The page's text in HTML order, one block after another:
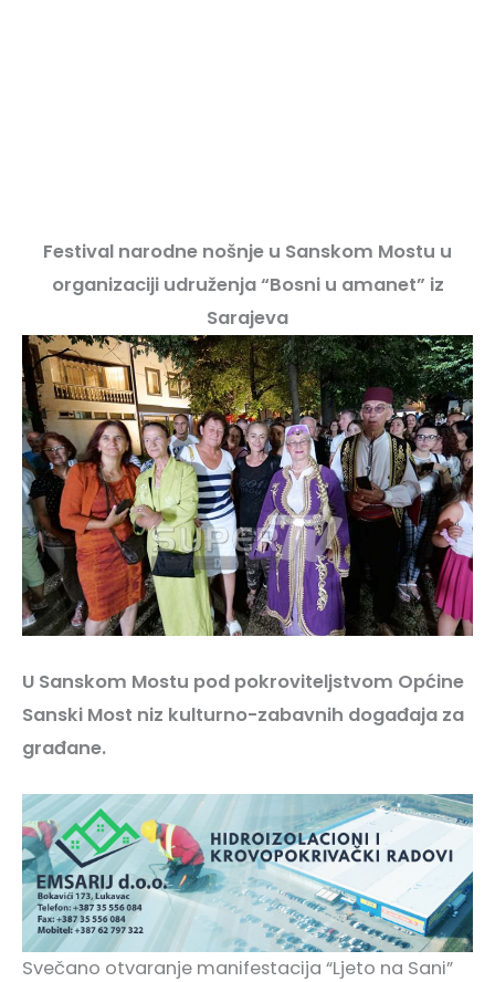
Festival narodne nošnje u Sanskom Mostu u
organizaciji udruženja “Bosni u amanet” iz
Sarajeva
U Sanskom Mostu pod pokroviteljstvom Općine
Sanski Most niz kulturno-zabavnih događaja za
građane.
Svečano otvaranje manifestacija “Ljeto na Sani”